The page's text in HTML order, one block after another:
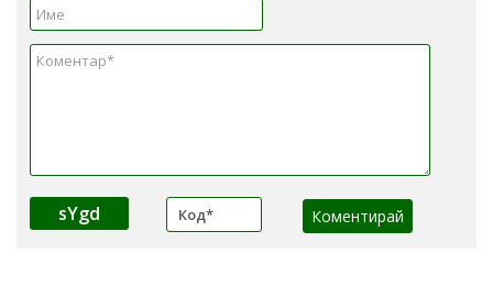
sYgd